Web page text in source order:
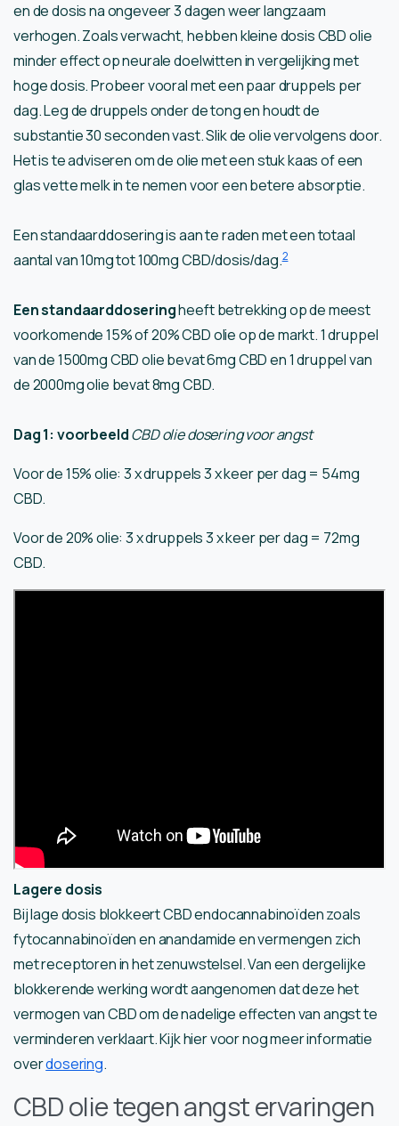
en de dosis na ongeveer 3 dagen weer langzaam
verhogen. Zoals verwacht, hebben kleine dosis CBD olie
minder effect op neurale doelwitten in vergelijking met
hoge dosis. Probeer vooral met een paar druppels per
dag. Leg de druppels onder de tong en houdt de
substantie 30 seconden vast. Slik de olie vervolgens door.
Het is te adviseren om de olie met een stuk kaas of een
glas vette melk in te nemen voor een betere absorptie.
Een standaarddosering is aan te raden met een totaal
aantal van 10mg tot 100mg CBD/dosis/dag.2
Een standaarddoseringheeft betrekking op de meest
voorkomende 15% of 20% CBD olie op de markt. 1 druppel
van de 1500mg CBD olie bevat 6mg CBD en 1 druppel van
de 2000mg olie bevat 8mg CBD.
Dag 1: voorbeeldCBD olie dosering voor angst
Voor de 15% olie: 3 x druppels 3 x keer per dag = 54mg
CBD.
Voor de 20% olie: 3 x druppels 3 x keer per dag = 72mg
CBD.
Lagere dosis
Bij lage dosis blokkeert CBD endocannabinoïden zoals
fytocannabinoïden en anandamide en vermengen zich
met receptoren in het zenuwstelsel. Van een dergelijke
blokkerende werking wordt aangenomen dat deze het
vermogen van CBD om de nadelige effecten van angst te
verminderen verklaart. Kijk hier voor nog meer informatie
overdosering.
CBD olie tegen angst ervaringen